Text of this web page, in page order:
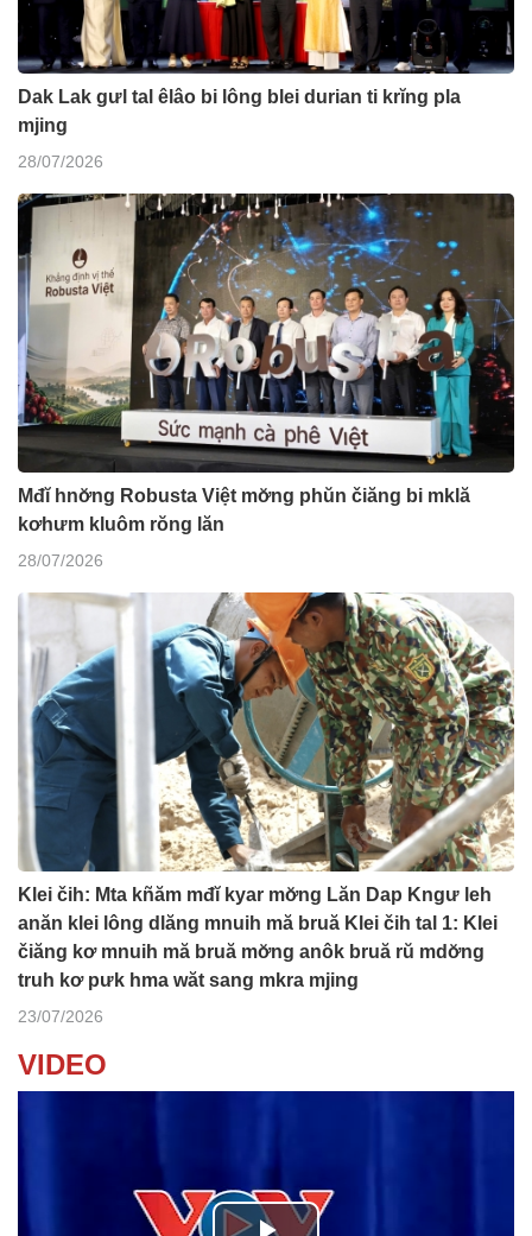
Dak Lak gưl tal êlâo bi lông blei durian ti krĭng pla
mjing
28/07/2026
Mđĭ hnơ̆ng Robusta Việt mơ̆ng phŭn čiăng bi mklă
kơhưm kluôm rŏng lăn
28/07/2026
Klei čih: Mta kñăm mđĭ kyar mơ̆ng Lăn Dap Kngư leh
anăn klei lông dlăng mnuih mă bruă Klei čih tal 1: Klei
čiăng kơ mnuih mă bruă mơ̆ng anôk bruă rŭ mdơ̆ng
truh kơ pưk hma wăt sang mkra mjing
23/07/2026
VIDEO